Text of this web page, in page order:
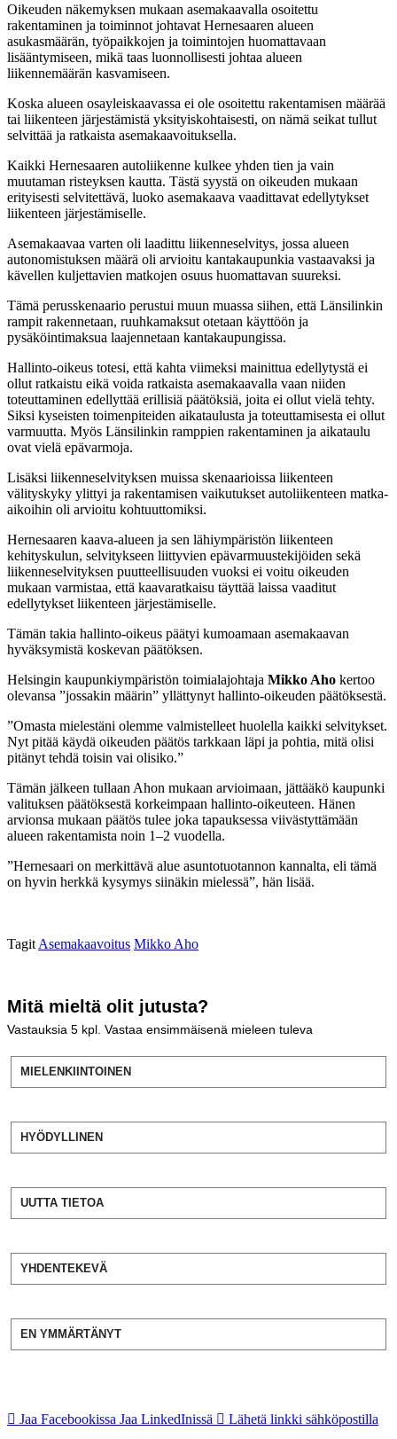
Oikeuden näkemyksen mukaan asemakaavalla osoitettu
rakentaminen ja toiminnot johtavat Hernesaaren alueen
asukasmäärän, työpaikkojen ja toimintojen huomattavaan
lisääntymiseen, mikä taas luonnollisesti johtaa alueen
liikennemäärän kasvamiseen.
Koska alueen osayleiskaavassa ei ole osoitettu rakentamisen määrää
tai liikenteen järjestämistä yksityiskohtaisesti, on nämä seikat tullut
selvittää ja ratkaista asemakaavoituksella.
Kaikki Hernesaaren autoliikenne kulkee yhden tien ja vain
muutaman risteyksen kautta. Tästä syystä on oikeuden mukaan
erityisesti selvitettävä, luoko asemakaava vaadittavat edellytykset
liikenteen järjestämiselle.
Asemakaavaa varten oli laadittu liikenneselvitys, jossa alueen
autonomistuksen määrä oli arvioitu kantakaupunkia vastaavaksi ja
kävellen kuljettavien matkojen osuus huomattavan suureksi.
Tämä perusskenaario perustui muun muassa siihen, että Länsilinkin
rampit rakennetaan, ruuhkamaksut otetaan käyttöön ja
pysäköintimaksua laajennetaan kantakaupungissa.
Hallinto-oikeus totesi, että kahta viimeksi mainittua edellytystä ei
ollut ratkaistu eikä voida ratkaista asemakaavalla vaan niiden
toteuttaminen edellyttää erillisiä päätöksiä, joita ei ollut vielä tehty.
Siksi kyseisten toimenpiteiden aikataulusta ja toteuttamisesta ei ollut
varmuutta. Myös Länsilinkin ramppien rakentaminen ja aikataulu
ovat vielä epävarmoja.
Lisäksi liikenneselvityksen muissa skenaarioissa liikenteen
välityskyky ylittyi ja rakentamisen vaikutukset autoliikenteen matka-
aikoihin oli arvioitu kohtuuttomiksi.
Hernesaaren kaava-alueen ja sen lähiympäristön liikenteen
kehityskulun, selvitykseen liittyvien epävarmuustekijöiden sekä
liikenneselvityksen puutteellisuuden vuoksi ei voitu oikeuden
mukaan varmistaa, että kaavaratkaisu täyttää laissa vaaditut
edellytykset liikenteen järjestämiselle.
Tämän takia hallinto-oikeus päätyi kumoamaan asemakaavan
hyväksymistä koskevan päätöksen.
Helsingin kaupunkiympäristön toimialajohtaja Mikko Aho kertoo
olevansa ”jossakin määrin” yllättynyt hallinto-oikeuden päätöksestä.
”Omasta mielestäni olemme valmistelleet huolella kaikki selvitykset.
Nyt pitää käydä oikeuden päätös tarkkaan läpi ja pohtia, mitä olisi
pitänyt tehdä toisin vai olisiko.”
Tämän jälkeen tullaan Ahon mukaan arvioimaan, jättääkö kaupunki
valituksen päätöksestä korkeimpaan hallinto-oikeuteen. Hänen
arvionsa mukaan päätös tulee joka tapauksessa viivästyttämään
alueen rakentamista noin 1–2 vuodella.
”Hernesaari on merkittävä alue asuntotuotannon kannalta, eli tämä
on hyvin herkkä kysymys siinäkin mielessä”, hän lisää.
Tagit Asemakaavoitus Mikko Aho
Mitä mieltä olit jutusta?
Vastauksia 5 kpl. Vastaa ensimmäisenä mieleen tuleva
MIELENKIINTOINEN
HYÖDYLLINEN
UUTTA TIETOA
YHDENTEKEVÄ
EN YMMÄRTÄNYT
Jaa Facebookissa Jaa LinkedInissä Lähetä linkki sähköpostilla